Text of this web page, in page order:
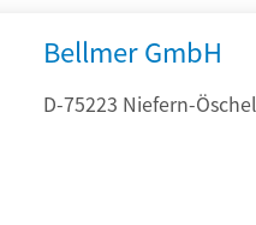
Bellmer GmbH
D-75223 Niefern-